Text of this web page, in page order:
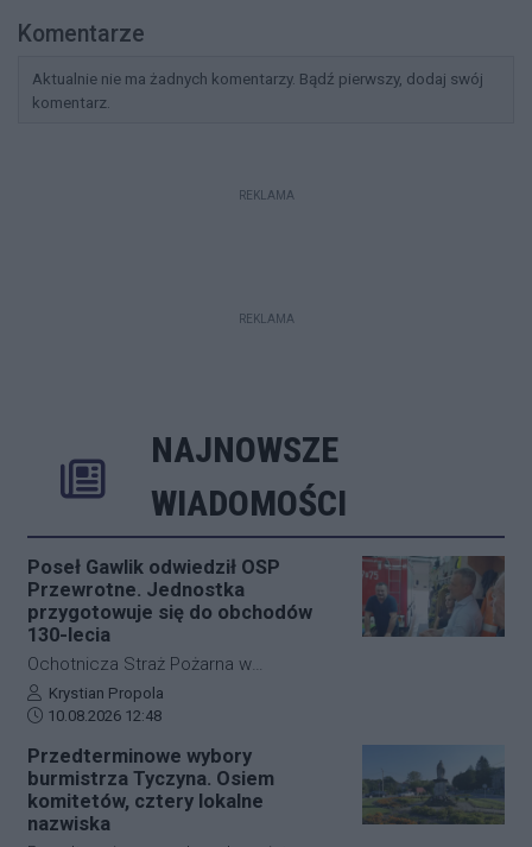
Komentarze
Aktualnie nie ma żadnych komentarzy. Bądź pierwszy, dodaj swój
komentarz.
REKLAMA
REKLAMA
NAJNOWSZE
WIADOMOŚCI
Poseł Gawlik odwiedził OSP
Przewrotne. Jednostka
przygotowuje się do obchodów
130-lecia
Ochotnicza Straż Pożarna w
Przewrotnem przygotowuje się do
obchodów 130-lecia działalności. Z tej
Sejm RP Zdzisław Gawlik. Ze
strażakami rozmawiał o bieżącej
działalności OSP, jej potrzebach oraz
Autor artykułu:
Krystian Propola
Data dodania artykułu:
10.08.2026 12:48
Przedterminowe wybory
burmistrza Tyczyna. Osiem
komitetów, cztery lokalne
nazwiska